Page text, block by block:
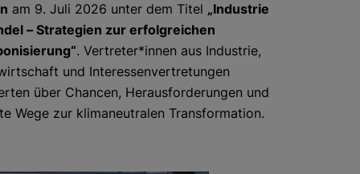
am 9. Juli 2026 unter dem Titel „Industrie
– Strategien zur erfolgreichen
. Vertreter*innen aus Industrie,
und Interessenvertretungen
über Chancen, Herausforderungen und
Wege zur klimaneutralen Transformation.